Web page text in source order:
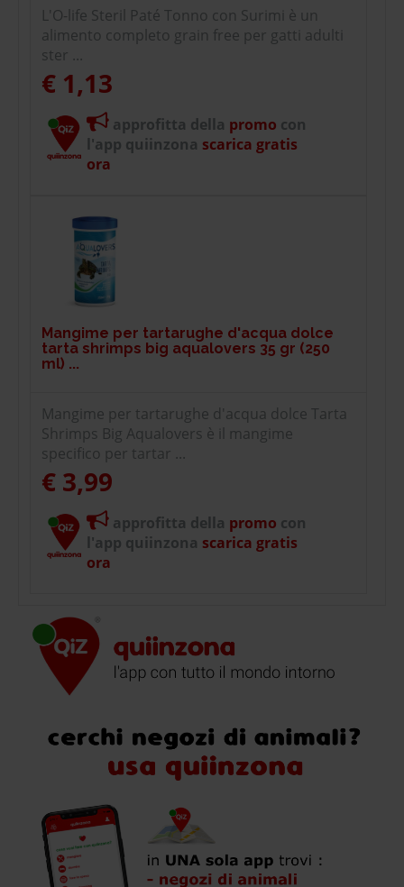
L'O-life Steril Paté Tonno con Surimi è un
alimento completo grain free per gatti adulti
ster ...
€ 1,13
approfitta della promo con
l'app quiinzona scarica gratis
ora
Mangime per tartarughe d'acqua dolce
tarta shrimps big aqualovers 35 gr (250
ml) ...
Mangime per tartarughe d'acqua dolce Tarta
Shrimps Big Aqualovers è il mangime
specifico per tartar ...
€ 3,99
approfitta della promo con
l'app quiinzona scarica gratis
ora